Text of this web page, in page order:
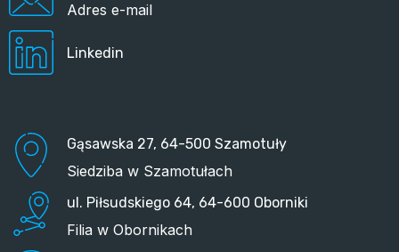
Adres e-mail
Linkedin
Gąsawska 27, 64-500 Szamotuły
Siedziba w Szamotułach
ul. Piłsudskiego 64, 64-600 Oborniki
Filia w Obornikach